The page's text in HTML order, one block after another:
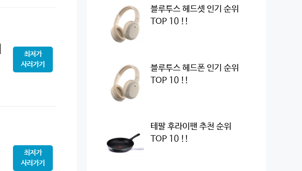
최저가
사러가기
최저가
사러가기
블루투스 헤드셋 인기 순위
TOP 10 !!
블루투스 헤드폰 인기 순위
TOP 10 !!
테팔 후라이팬 추천 순위
TOP 10 !!